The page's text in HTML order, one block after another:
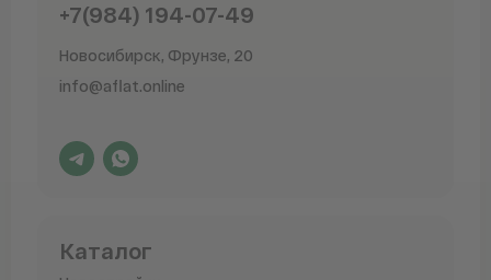
+7(984) 194-07-49
Новосибирск, Фрунзе, 20
info@aflat.online
Каталог